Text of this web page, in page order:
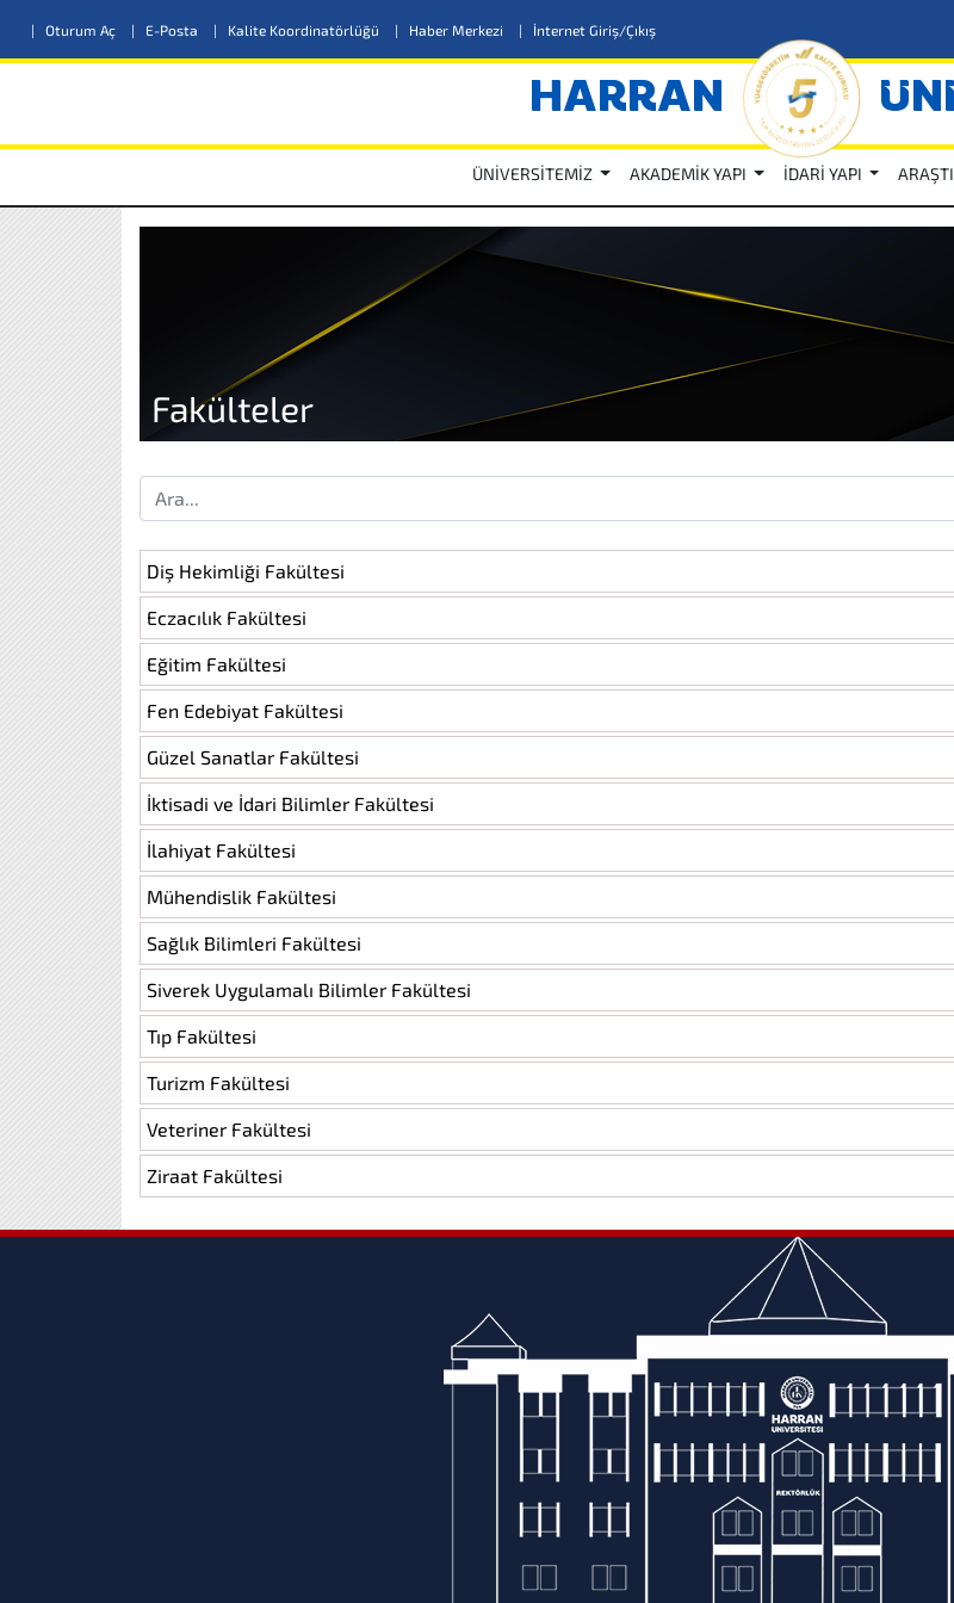
| Oturum Aç | E-Posta | Kalite Koordinatörlüğü | Haber Merkezi | İnternet Giriş/Çıkış
HARRAN
ÜNİVERSİTEMİZ AKADEMİK YAPI İDARİ YAPI
Fakülteler
Diş Hekimliği Fakültesi
Eczacılık Fakültesi
Eğitim Fakültesi
Fen Edebiyat Fakültesi
Güzel Sanatlar Fakültesi
İktisadi ve İdari Bilimler Fakültesi
İlahiyat Fakültesi
Mühendislik Fakültesi
Sağlık Bilimleri Fakültesi
Siverek Uygulamalı Bilimler Fakültesi
Tıp Fakültesi
Turizm Fakültesi
Veteriner Fakültesi
Ziraat Fakültesi